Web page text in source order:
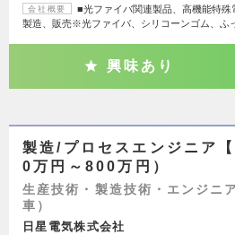
会社概要
■光ファイバ関連製品、高機能特殊
製造、販売※光ファイバ、シリコーンゴム、ふ
興味あり
製造/プロセスエンジニア
0万円～800万円）
生産技術・製造技術・エンジニ
車）
日星電気株式会社